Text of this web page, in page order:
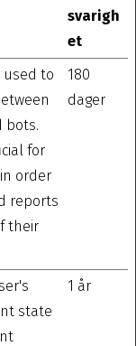
svarigh
et
used to
bots.
for
order
reports
their
180
dager
state
1 år